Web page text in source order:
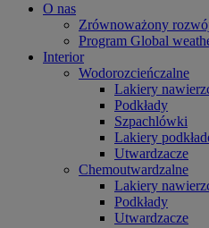
O nas
Zrównoważony
Program Global
Interior
Wodorozcieńczalne
Lakiery
Podkłady
Szpachlówki
Lakiery
Utwardzacze
Chemoutwardzalne
Lakiery
Podkłady
Utwardzacze